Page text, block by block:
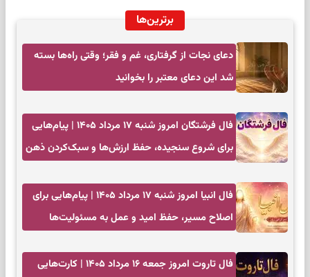
برترین‌ها
دعای نجات از گرفتاری، غم و فقر؛ وقتی راه‌ها بسته
شد این دعای معتبر را بخوانید
فال فرشتگان امروز شنبه ۱۷ مرداد ۱۴۰۵ | پیام‌هایی
برای شروع سنجیده، حفظ ارزش‌ها و سبک‌کردن ذهن
فال انبیا امروز شنبه ۱۷ مرداد ۱۴۰۵ | پیام‌هایی برای
اصلاح مسیر، حفظ امید و عمل به مسئولیت‌ها
فال تاروت امروز جمعه ۱۶ مرداد ۱۴۰۵ | کارت‌هایی